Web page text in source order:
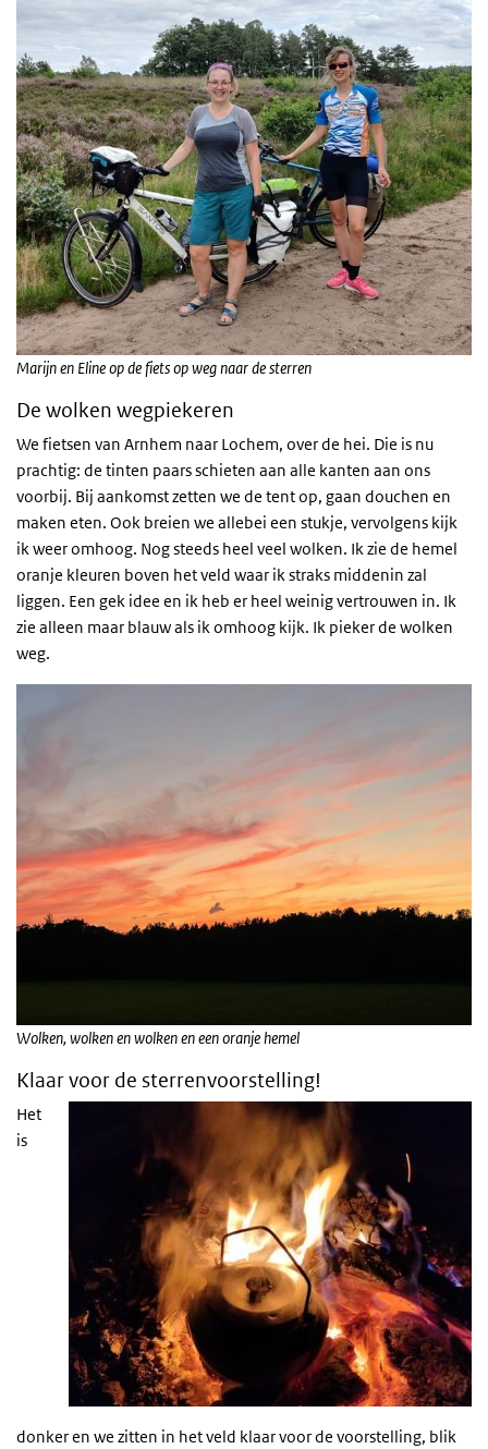
Marijn en Eline op de fiets op weg naar de sterren
De wolken wegpiekeren
We fietsen van Arnhem naar Lochem, over de hei. Die is nu
prachtig: de tinten paars schieten aan alle kanten aan ons
voorbij. Bij aankomst zetten we de tent op, gaan douchen en
maken eten. Ook breien we allebei een stukje, vervolgens kijk
ik weer omhoog. Nog steeds heel veel wolken. Ik zie de hemel
oranje kleuren boven het veld waar ik straks middenin zal
liggen. Een gek idee en ik heb er heel weinig vertrouwen in. Ik
zie alleen maar blauw als ik omhoog kijk. Ik pieker de wolken
weg.
Wolken, wolken en wolken en een oranje hemel
Klaar voor de sterrenvoorstelling!
Het
is
donker en we zitten in het veld klaar voor de voorstelling, blik